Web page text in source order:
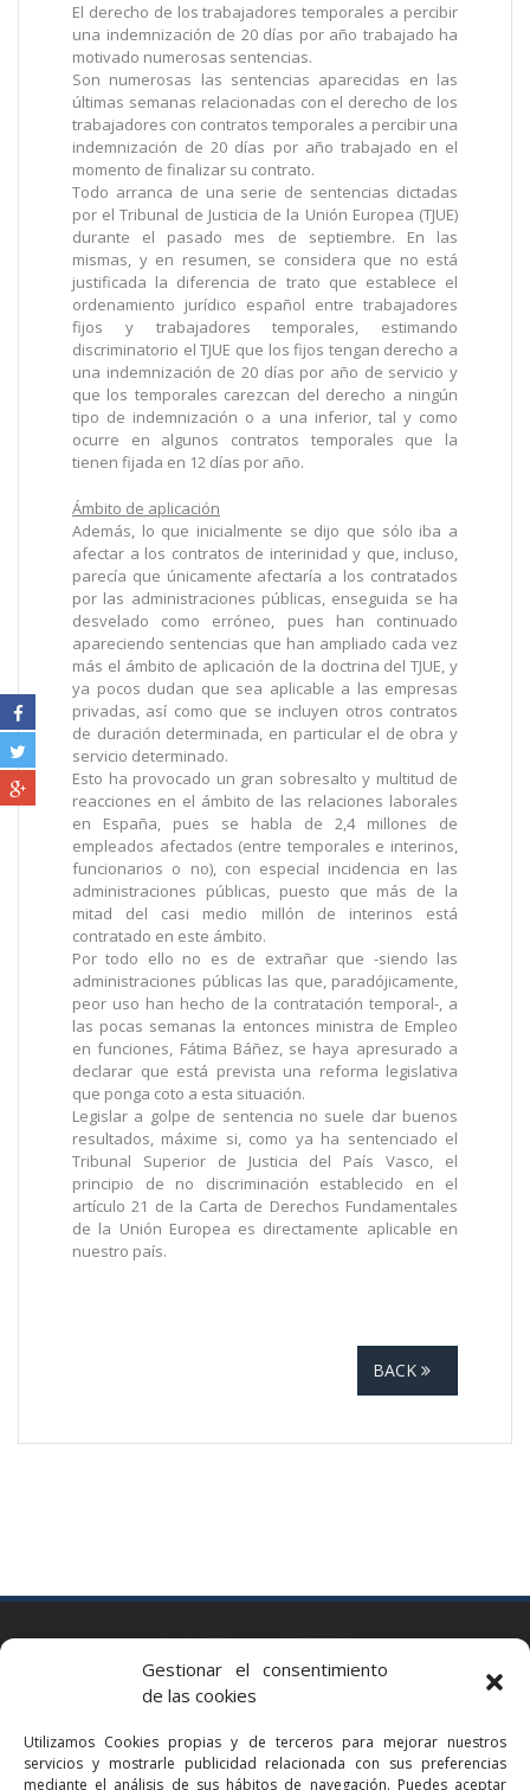
Gestionar el consentimiento
de las cookies
Utilizamos Cookies propias y de terceros para mejorar nuestros
servicios y mostrarle publicidad relacionada con sus preferencias
mediante el análisis de sus hábitos de navegación. Puedes aceptar
El derecho de los trabajadores temporales a percibir
una indemnización de 20 días por año trabajado ha
motivado numerosas sentencias.
Son numerosas las sentencias aparecidas en las
últimas semanas relacionadas con el derecho de los
trabajadores con contratos temporales a percibir una
indemnización de 20 días por año trabajado en el
momento de finalizar su contrato.
Todo arranca de una serie de sentencias dictadas
por el Tribunal de Justicia de la Unión Europea (TJUE)
durante el pasado mes de septiembre. En las
mismas, y en resumen, se considera que no está
justificada la diferencia de trato que establece el
ordenamiento jurídico español entre trabajadores
fijos y trabajadores temporales, estimando
discriminatorio el TJUE que los fijos tengan derecho a
una indemnización de 20 días por año de servicio y
que los temporales carezcan del derecho a ningún
tipo de indemnización o a una inferior, tal y como
ocurre en algunos contratos temporales que la
tienen fijada en 12 días por año.
Ámbito de aplicación
Además, lo que inicialmente se dijo que sólo iba a
afectar a los contratos de interinidad y que, incluso,
parecía que únicamente afectaría a los contratados
por las administraciones públicas, enseguida se ha
desvelado como erróneo, pues han continuado
apareciendo sentencias que han ampliado cada vez
más el ámbito de aplicación de la doctrina del TJUE, y
ya pocos dudan que sea aplicable a las empresas
privadas, así como que se incluyen otros contratos
de duración determinada, en particular el de obra y
servicio determinado.
Esto ha provocado un gran sobresalto y multitud de
reacciones en el ámbito de las relaciones laborales
en España, pues se habla de 2,4 millones de
empleados afectados (entre temporales e interinos,
funcionarios o no), con especial incidencia en las
administraciones públicas, puesto que más de la
mitad del casi medio millón de interinos está
contratado en este ámbito.
Por todo ello no es de extrañar que -siendo las
administraciones públicas las que, paradójicamente,
peor uso han hecho de la contratación temporal-, a
las pocas semanas la entonces ministra de Empleo
en funciones, Fátima Báñez, se haya apresurado a
declarar que está prevista una reforma legislativa
que ponga coto a esta situación.
Legislar a golpe de sentencia no suele dar buenos
resultados, máxime si, como ya ha sentenciado el
Tribunal Superior de Justicia del País Vasco, el
principio de no discriminación establecido en el
artículo 21 de la Carta de Derechos Fundamentales
de la Unión Europea es directamente aplicable en
nuestro país.
BACK
Via Augusta 2 bis, 3º, 08006 Barcelona
bcn@bellavistalegal.eu
GRANOLLERS